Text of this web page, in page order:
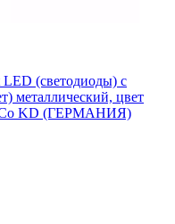
(светодиоды) с
металлический, цвет
Co KD (ГЕРМАНИЯ)